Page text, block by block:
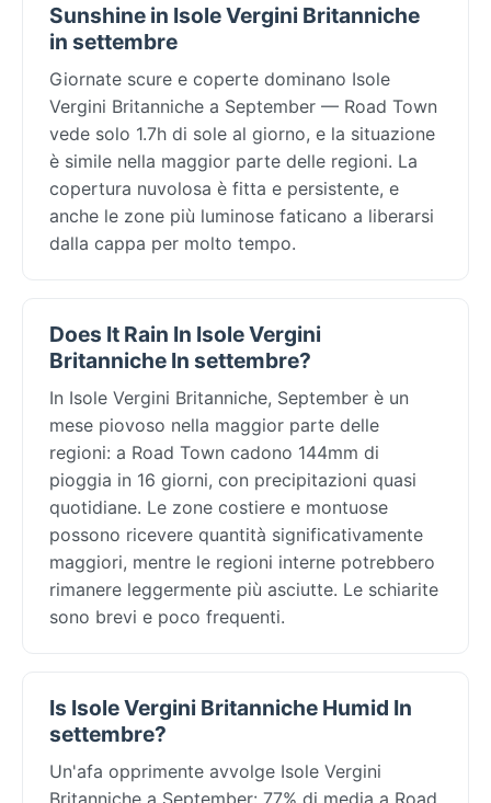
Sunshine in Isole Vergini Britanniche
in settembre
Giornate scure e coperte dominano Isole
Vergini Britanniche a September — Road Town
vede solo 1.7h di sole al giorno, e la situazione
è simile nella maggior parte delle regioni. La
copertura nuvolosa è fitta e persistente, e
anche le zone più luminose faticano a liberarsi
dalla cappa per molto tempo.
Does It Rain In Isole Vergini
Britanniche In settembre?
In Isole Vergini Britanniche, September è un
mese piovoso nella maggior parte delle
regioni: a Road Town cadono 144mm di
pioggia in 16 giorni, con precipitazioni quasi
quotidiane. Le zone costiere e montuose
possono ricevere quantità significativamente
maggiori, mentre le regioni interne potrebbero
rimanere leggermente più asciutte. Le schiarite
sono brevi e poco frequenti.
Is Isole Vergini Britanniche Humid In
settembre?
Un'afa opprimente avvolge Isole Vergini
Britanniche a September: 77% di media a Road